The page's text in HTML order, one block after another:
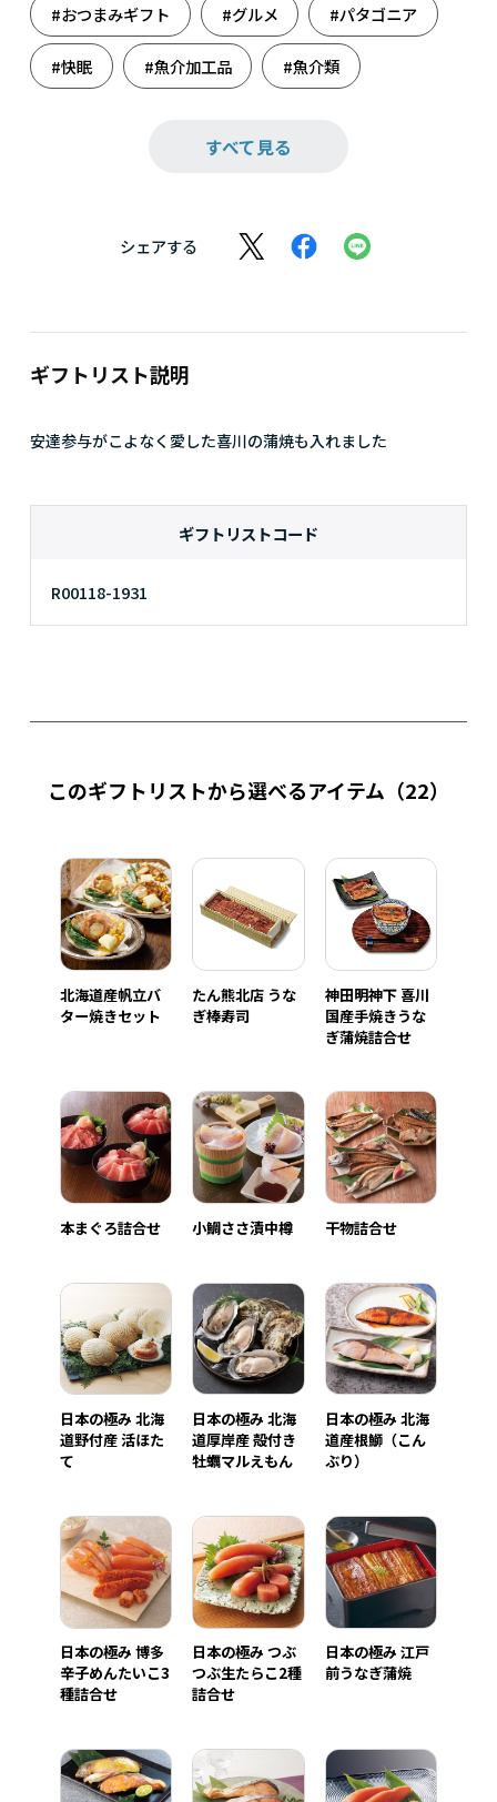
#おつまみギフト #グルメ #パタゴニア
#快眠 #魚介加工品 #魚介類
すべて見る
シェアする
ギフトリスト説明
安達参与がこよなく愛した喜川の蒲焼も入れました
ギフトリストコード
R00118-1931
このギフトリストから選べるアイテム （22）
北海道産帆立バ
ター焼きセット
たん熊北店 うな
ぎ棒寿司
神田明神下 喜川
国産手焼きうな
ぎ蒲焼詰合せ
本まぐろ詰合せ 小鯛ささ漬中樽 干物詰合せ
日本の極み 北海
道野付産 活ほた
て
日本の極み 北海
道厚岸産 殻付き
牡蠣マルえもん
日本の極み 北海
道産根鰤（こん
ぶり）
日本の極み 博多
辛子めんたいこ3
種詰合せ
日本の極み つぶ
つぶ生たらこ2種
詰合せ
日本の極み 江戸
前うなぎ蒲焼